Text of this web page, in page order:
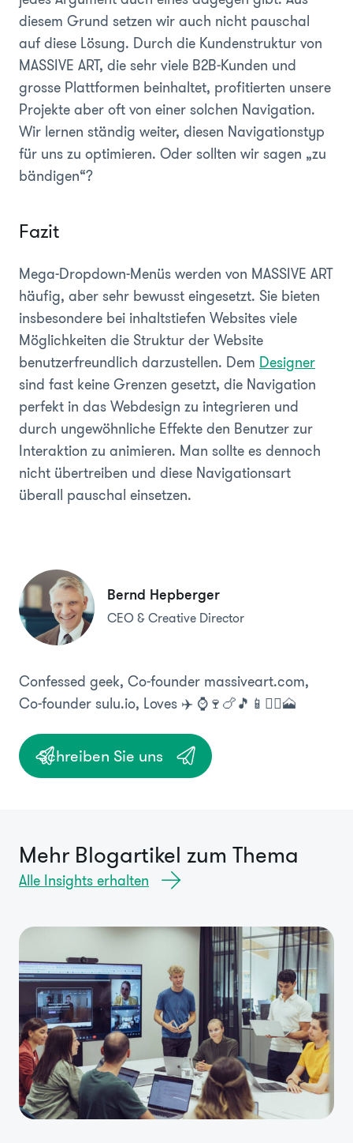
diesem Grund setzen wir auch nicht pauschal
auf diese Lösung. Durch die Kundenstruktur von
MASSIVE ART, die sehr viele B2B-Kunden und
grosse Plattformen beinhaltet, profitierten unsere
Projekte aber oft von einer solchen Navigation.
Wir lernen ständig weiter, diesen Navigationstyp
für uns zu optimieren. Oder sollten wir sagen „zu
bändigen“?
Fazit
Mega-Dropdown-Menüs werden von MASSIVE ART
häufig, aber sehr bewusst eingesetzt. Sie bieten
insbesondere bei inhaltstiefen Websites viele
Möglichkeiten die Struktur der Website
benutzerfreundlich darzustellen. Dem Designer
sind fast keine Grenzen gesetzt, die Navigation
perfekt in das Webdesign zu integrieren und
durch ungewöhnliche Effekte den Benutzer zur
Interaktion zu animieren. Man sollte es dennoch
nicht übertreiben und diese Navigationsart
überall pauschal einsetzen.
Bernd Hepberger
CEO & Creative Director
Confessed geek, Co-founder massiveart.com,
Co-founder sulu.io, Loves ✈️ ⌚️🍷🍗🎵📱🏃‍♂️🗻
Schreiben Sie uns
Mehr Blogartikel zum Thema
Alle Insights erhalten